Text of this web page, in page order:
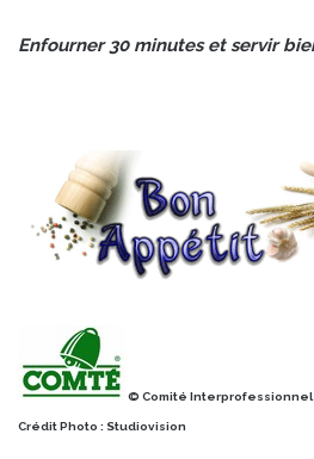
Enfourner 30 minutes et servir
© Comité Interprofessionnel
Crédit Photo : Studiovision